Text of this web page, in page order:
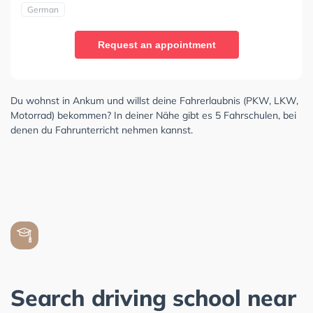
German
Request an appointment
Du wohnst in Ankum und willst deine Fahrerlaubnis (PKW, LKW,
Motorrad) bekommen? In deiner Nähe gibt es 5 Fahrschulen, bei
denen du Fahrunterricht nehmen kannst.
Search driving school near